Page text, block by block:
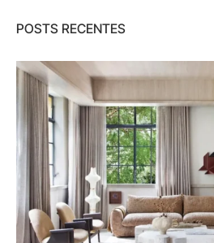
POSTS RECENTES